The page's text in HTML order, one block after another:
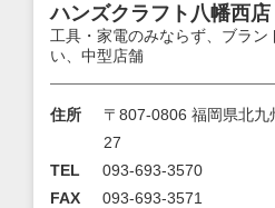
ハンズクラフト八幡西店
工具・家電のみならず、ブラン
い、中型店舗
住所
〒807-0806 福岡県北
27
TEL
093-693-3570
FAX
093-693-3571